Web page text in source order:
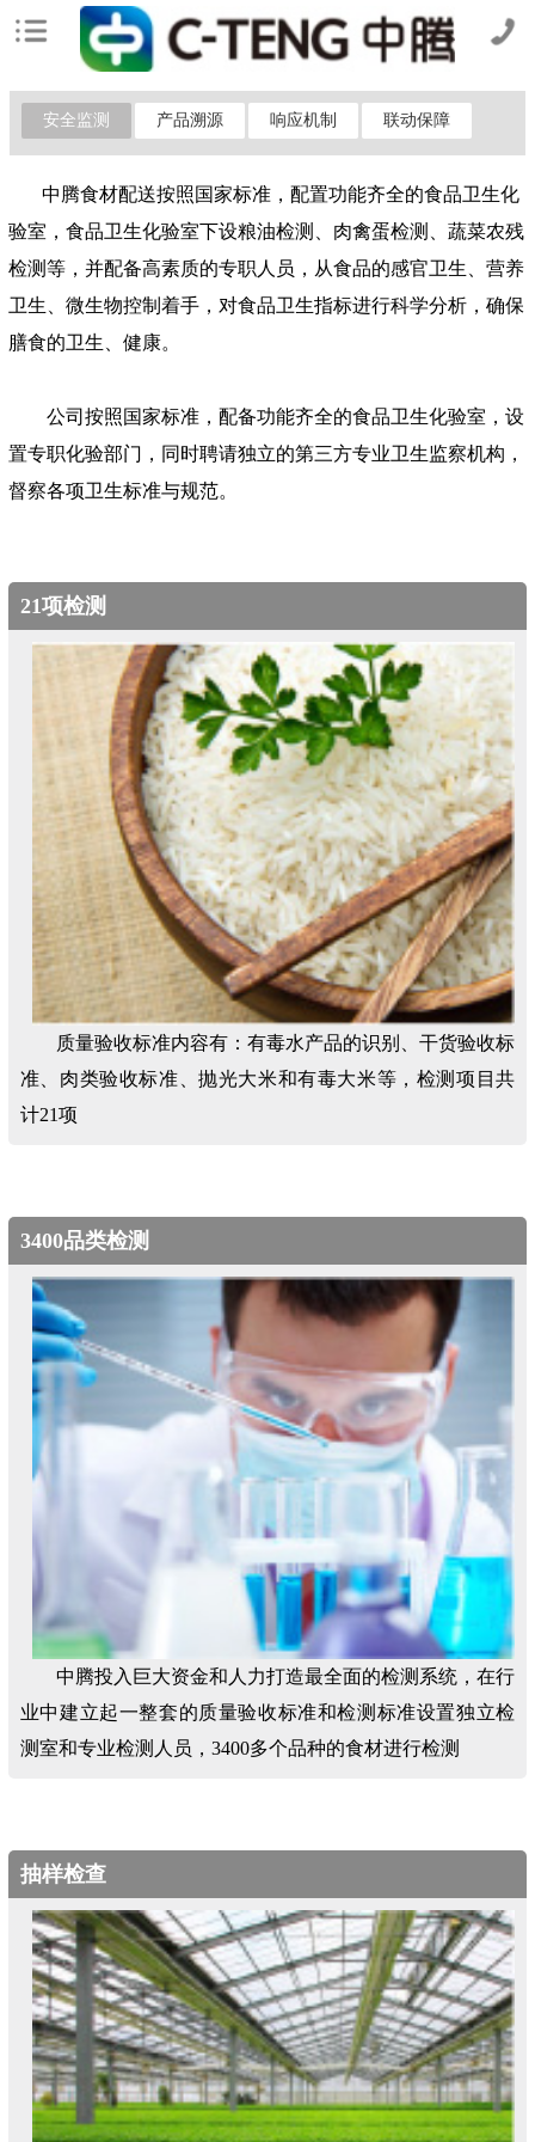
安全监测 产品溯源 响应机制 联动保障
中腾食材配送按照国家标准，配置功能齐全的食品卫生化
验室，食品卫生化验室下设粮油检测、肉禽蛋检测、蔬菜农残
检测等，并配备高素质的专职人员，从食品的感官卫生、营养
卫生、微生物控制着手，对食品卫生指标进行科学分析，确保
膳食的卫生、健康。
公司按照国家标准，配备功能齐全的食品卫生化验室，设
置专职化验部门，同时聘请独立的第三方专业卫生监察机构，
督察各项卫生标准与规范。
21项检测
质量验收标准内容有：有毒水产品的识别、干货验收标
准、肉类验收标准、抛光大米和有毒大米等，检测项目共
计21项
3400品类检测
中腾投入巨大资金和人力打造最全面的检测系统，在行
业中建立起一整套的质量验收标准和检测标准设置独立检
测室和专业检测人员，3400多个品种的食材进行检测
抽样检查